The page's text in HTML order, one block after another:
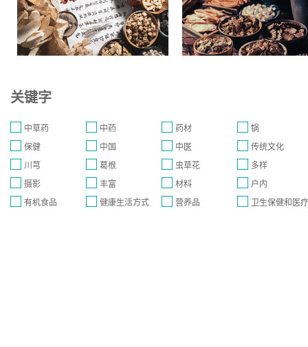
关键字
中草药 中药 药材
锅
保健
中国 中医
传统文化
川芎
葛根 虫草花
多样
摄影
丰富 材料
户内
有机食品
健康生活方式 营养品 卫生保健和医疗